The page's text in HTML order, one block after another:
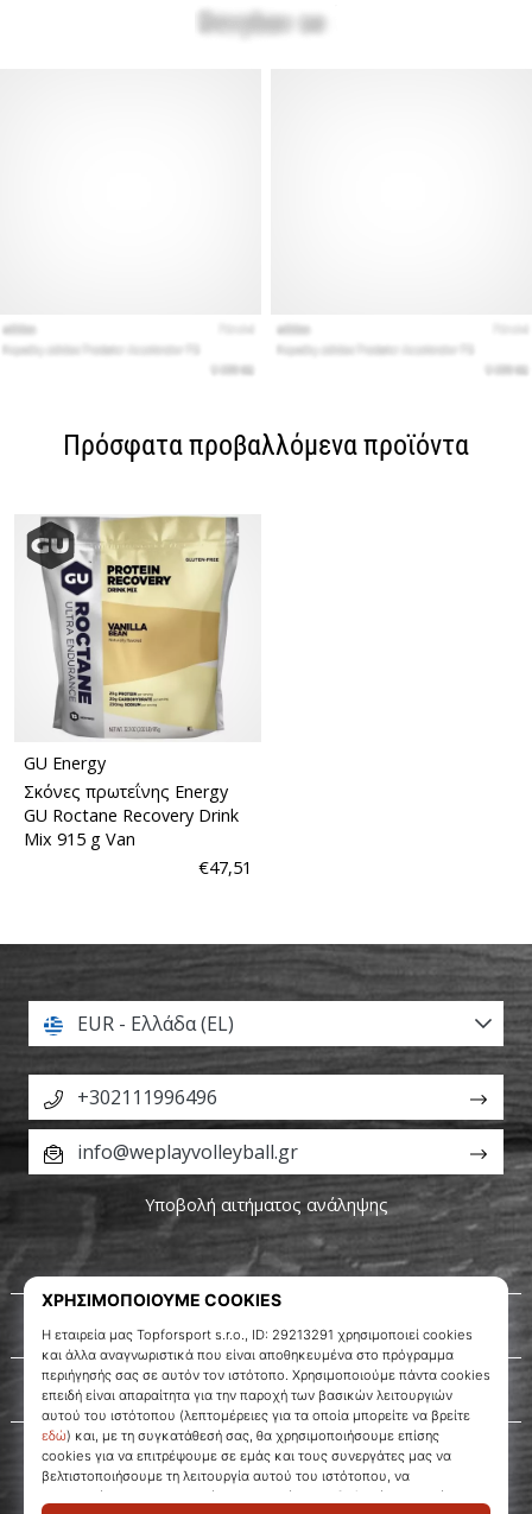
Πρόσφατα προβαλλόμενα προϊόντα
GU Energy
Σκόνες πρωτεΐνης Energy
GU Roctane Recovery Drink
Mix 915 g Van
€47,51
Σχετικά μ' εμάς
Εξυπηρέτηση πελατών
EUR - Ελλάδα (EL)
+302111996496
info@weplayvolleyball.gr
Υποβολή αιτήματος ανάληψης